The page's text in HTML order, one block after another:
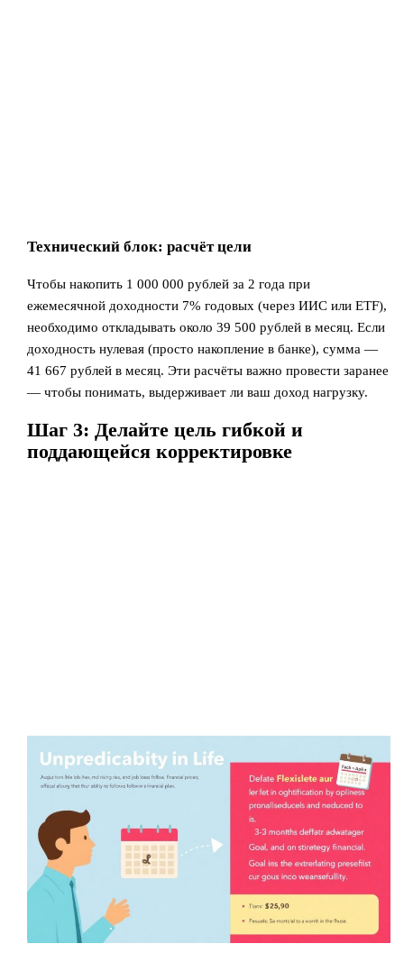
Технический блок: расчёт цели
Чтобы накопить 1 000 000 рублей за 2 года при
ежемесячной доходности 7% годовых (через ИИС или ETF),
необходимо откладывать около 39 500 рублей в месяц. Если
доходность нулевая (просто накопление в банке), сумма —
41 667 рублей в месяц. Эти расчёты важно провести заранее
— чтобы понимать, выдерживает ли ваш доход нагрузку.
Шаг 3: Делайте цель гибкой и
поддающейся корректировке